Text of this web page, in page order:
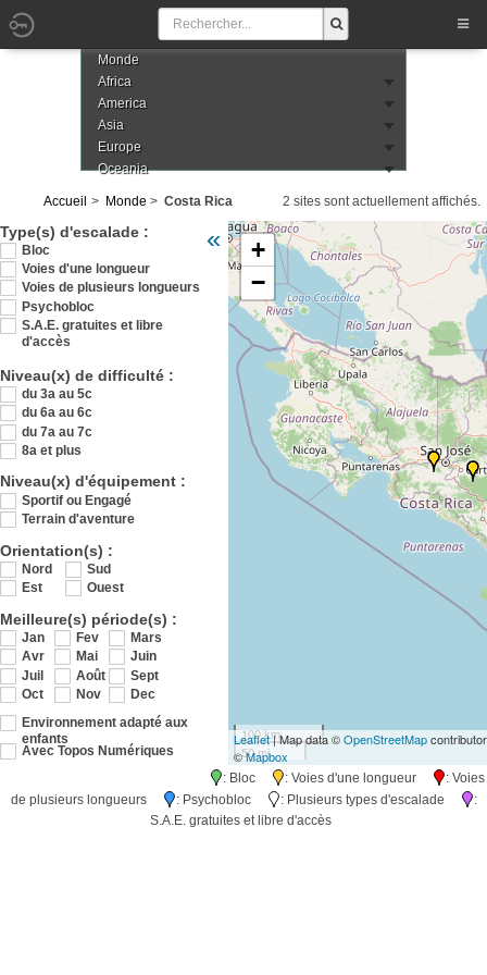
Monde
Africa
America
Asia
Europe
Oceania
Accueil Monde Costa Rica 2 sites sont actuellement affichés.
Type(s) d'escalade :
Bloc
Voies d'une longueur
Voies de plusieurs longueurs
Psychobloc
S.A.E. gratuites et libre
d'accès
Niveau(x) de difficulté :
du 3a au 5c
du 6a au 6c
du 7a au 7c
8a et plus
Niveau(x) d'équipement :
Sportif ou Engagé
Terrain d'aventure
Orientation(s) :
Nord
Sud
Est
Ouest
Meilleure(s) période(s) :
Jan Fev
Mars
Avr
Mai
Juin
Juil
Août
Sept
Oct
Nov
Dec
Environnement adapté aux
enfants
Avec Topos Numériques
« Veuillez patienter pendant le chargement
+
−
100 km
50 mi
Leaflet| Map data ©OpenStreetMap
©Mapbox
: Bloc : Voies d'une longueur
: Voies
de plusieurs longueurs
: Psychobloc : Plusieurs types d'escalade
:
S.A.E. gratuites et libre d'accès